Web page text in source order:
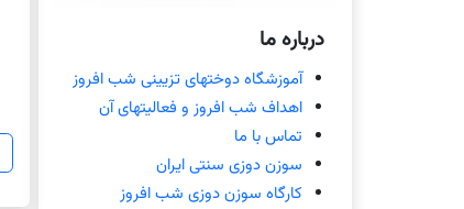
درباره ما
آموزشگاه دوختهای تزیینی شب افروز
اهداف شب افروز و فعالیتهای آن
تماس با ما
سوزن دوزی سنتی ایران
کارگاه سوزن دوزی شب افروز